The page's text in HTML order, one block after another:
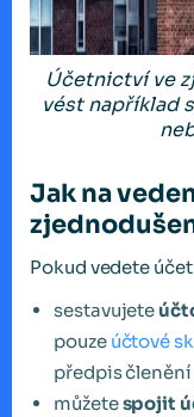
Účetnictví ve
vést například
Jak na
Pokud vedete
sestavujete
pouze účtové
předpis
můžetespojit